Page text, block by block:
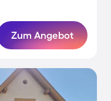
Zum Angebot